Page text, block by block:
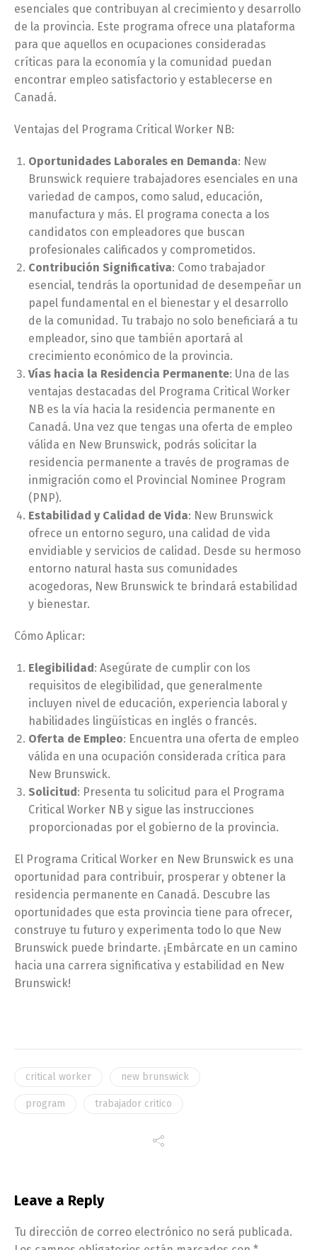
esenciales que contribuyan al crecimiento y desarrollo
de la provincia. Este programa ofrece una plataforma
para que aquellos en ocupaciones consideradas
críticas para la economía y la comunidad puedan
encontrar empleo satisfactorio y establecerse en
Canadá.
Ventajas del Programa Critical Worker NB:
Oportunidades Laborales en Demanda: New
Brunswick requiere trabajadores esenciales en una
variedad de campos, como salud, educación,
manufactura y más. El programa conecta a los
candidatos con empleadores que buscan
profesionales calificados y comprometidos.
Contribución Significativa: Como trabajador
esencial, tendrás la oportunidad de desempeñar un
papel fundamental en el bienestar y el desarrollo
de la comunidad. Tu trabajo no solo beneficiará a tu
empleador, sino que también aportará al
crecimiento económico de la provincia.
Vías hacia la Residencia Permanente: Una de las
ventajas destacadas del Programa Critical Worker
NB es la vía hacia la residencia permanente en
Canadá. Una vez que tengas una oferta de empleo
válida en New Brunswick, podrás solicitar la
residencia permanente a través de programas de
inmigración como el Provincial Nominee Program
(PNP).
Estabilidad y Calidad de Vida: New Brunswick
ofrece un entorno seguro, una calidad de vida
envidiable y servicios de calidad. Desde su hermoso
entorno natural hasta sus comunidades
acogedoras, New Brunswick te brindará estabilidad
y bienestar.
Cómo Aplicar:
Elegibilidad: Asegúrate de cumplir con los
requisitos de elegibilidad, que generalmente
incluyen nivel de educación, experiencia laboral y
habilidades lingüísticas en inglés o francés.
Oferta de Empleo: Encuentra una oferta de empleo
válida en una ocupación considerada crítica para
New Brunswick.
Solicitud: Presenta tu solicitud para el Programa
Critical Worker NB y sigue las instrucciones
proporcionadas por el gobierno de la provincia.
El Programa Critical Worker en New Brunswick es una
oportunidad para contribuir, prosperar y obtener la
residencia permanente en Canadá. Descubre las
oportunidades que esta provincia tiene para ofrecer,
construye tu futuro y experimenta todo lo que New
Brunswick puede brindarte. ¡Embárcate en un camino
hacia una carrera significativa y estabilidad en New
Brunswick!
critical worker new brunswick
program trabajador critico
Leave a Reply
Tu dirección de correo electrónico no será publicada.